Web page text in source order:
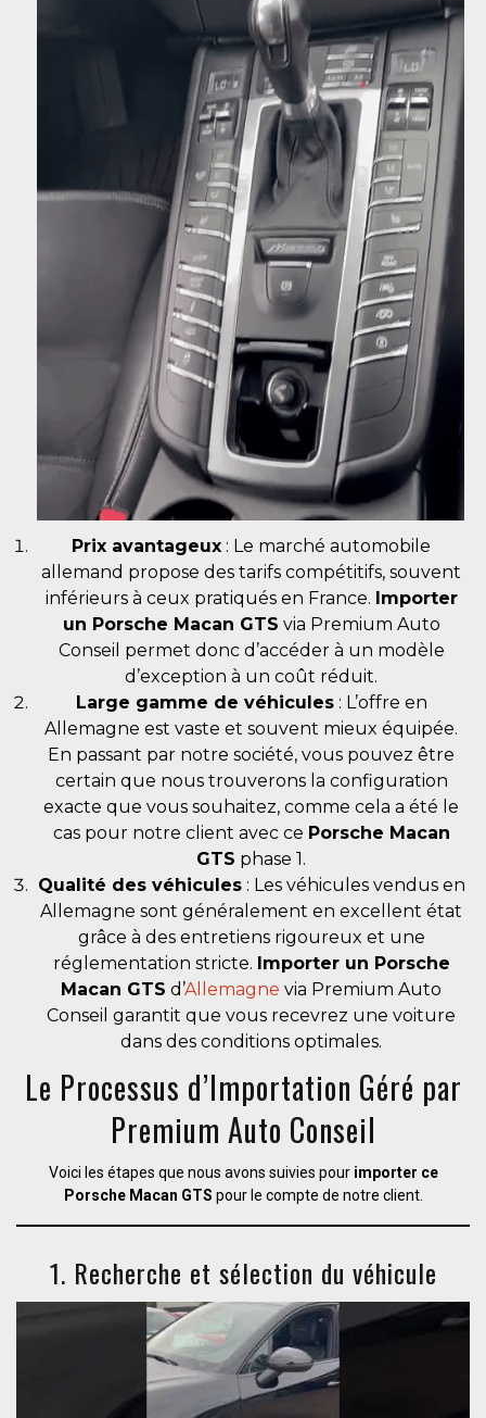
Prix avantageux : Le marché automobile
allemand propose des tarifs compétitifs, souvent
inférieurs à ceux pratiqués en France. Importer
un Porsche Macan GTS via Premium Auto
Conseil permet donc d’accéder à un modèle
d’exception à un coût réduit.
Large gamme de véhicules: L’offre en
Allemagne est vaste et souvent mieux équipée.
En passant par notre société, vous pouvez être
certain que nous trouverons la configuration
exacte que vous souhaitez, comme cela a été le
cas pour notre client avec ce Porsche Macan
GTS phase 1.
Qualité des véhicules: Les véhicules vendus en
Allemagne sont généralement en excellent état
grâce à des entretiens rigoureux et une
réglementation stricte. Importer un Porsche
Macan GTS d’Allemagne via Premium Auto
Conseil garantit que vous recevrez une voiture
dans des conditions optimales.
Le Processus d’Importation Géré par
Premium Auto Conseil
Voici les étapes que nous avons suivies pour importer ce
Porsche Macan GTS pour le compte de notre client.
1. Recherche et sélection du véhicule